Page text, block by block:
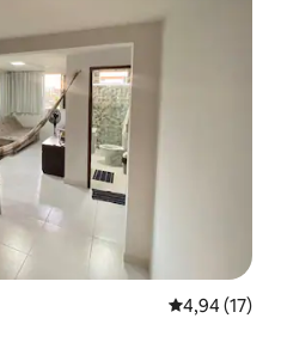
Vidutinis
4,94 (17)